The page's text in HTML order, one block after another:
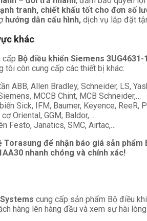
tranh, chiết khấu tốt cho đơn số
hướng dẫn cấu hình, dịch vụ lắp đặt
khác
cấp Bộ điều khiển Siemens 3UG4631-
tôi còn cung cấp các thiết bị khác:
ABB, Allen Bradley, Schneider, LS,
MCCB Chint, MCB Schneider,…
Sick, IFM, Baumer, Keyence, ReeR,
Oriental, GGM, Baldor,…
Festo, Janatics, SMC, Airtac,…
Torasung để nhận báo giá sản phẩm
nhanh chóng và chính xác!
cung cấp sản phẩm Bộ điều
hàng lên hàng đầu và xem sự hài